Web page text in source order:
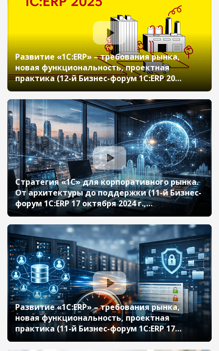
Развитие «1С:ERP» – требования рынка,
новая функциональность, проектная
практика (12-й Бизнес-форум 1С:ERP 20
ноября 2025 г., Моничев Алексей, Кислов
Алексей, «1С»)
Стратегия «1С» для корпоративного рынка.
От архитектуры до поддержки (11-й Бизнес-
форум 1С:ERP 17 октября 2024 г.,
Воскобойников Дмитрий, «1С»)
Развитие «1С:ERP» – требования рынка,
новая функциональность, проектная
практика (11-й Бизнес-форум 1С:ERP 17
октября 2024 г., Моничев Алексей, Кислов